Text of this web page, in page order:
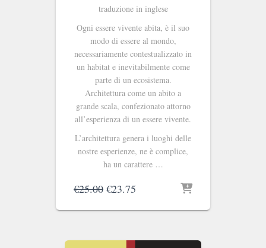
traduzione in inglese
Ogni essere vivente abita, è il suo
modo di essere al mondo,
necessariamente contestualizzato in
un habitat e inevitabilmente come
parte di un ecosistema.
Architettura come un abito a
grande scala, confezionato attorno
all’esperienza di un essere vivente.
L’architettura genera i luoghi delle
nostre esperienze, ne è complice,
ha un carattere …
€25.00 Il
originale
€25.00.
€23.75
attuale
€23.75.